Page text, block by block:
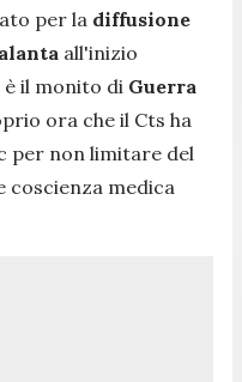
per la diffusione
all'inizio
è il monito di Guerra
ora che il Cts ha
per non limitare del
coscienza medica